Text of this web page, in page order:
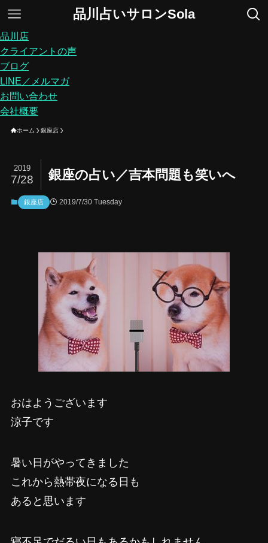
品川占いサロンSola
品川店
クライアントの声
ブログ
LINE／メルマガ
お問い合わせ
会社概要
ホーム 銀座店
銀座の占い／吉本問題も笑いへ
2019
7/28
銀座店 2019/7/30 Tuesday
おはようございます
涼子です
暑い日がやってきました
これから熱帯夜になる日も
あると思います